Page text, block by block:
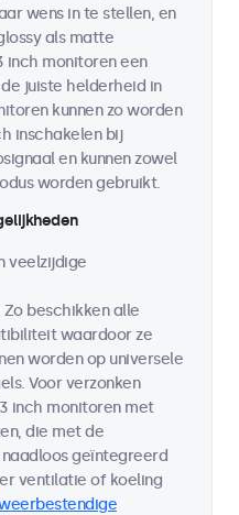
wens in te stellen, en
als matte
inch monitoren een
juiste helderheid in
kunnen zo worden
inschakelen bij
en kunnen zowel
worden gebruikt.
veelzijdige
beschikken alle
waardoor ze
worden op universele
Voor verzonken
inch monitoren met
die met de
geïntegreerd
ventilatie of koeling